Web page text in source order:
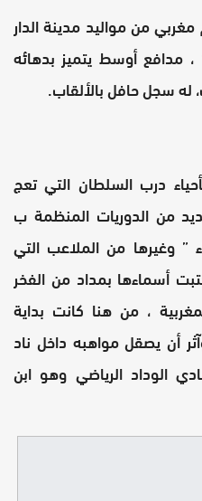
من مواليد مدينة الدار
البيضاء بتاريخ 10 فبراير 1970 ، مدافع أوسط يتميز بدهائه
سجل حافل بالألقاب.
درب السلطان التي تعج
من الدوريات المنظمة ب
” وغيرها من الملاعب التي
أسماءها بمداد من الفخر
، من هنا كانت بداية
أن يصقل مواهبه داخل ناد
الوداد الرياضي وهو ابن